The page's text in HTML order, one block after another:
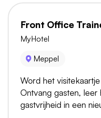
Front Office
MyHotel
Meppel
Word het
Ontvang gasten,
gastvrijheid in een